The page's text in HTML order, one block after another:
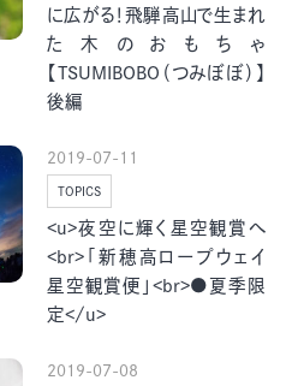
自転車・まち
イベント
に広がる！飛騨高山で生まれ
た木のおもちゃ
【TSUMIBOBO（つみぼぼ）】
後編
2019-07-11
TOPICS
<u>夜空に輝く星空観賞へ
<br>「新穂高ロープウェイ
星空観賞便」<br>●夏季限
定</u>
2019-07-08